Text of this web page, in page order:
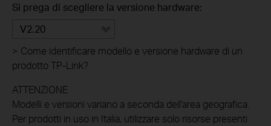
Si prega di scegliere la versione hardware:
V2.20
> Come identificare modello e versione hardware di un
prodotto TP-Link?
ATTENZIONE
Modelli e versioni variano a seconda dell'area geografica.
Per prodotti in uso in Italia, utilizzare solo risorse presenti